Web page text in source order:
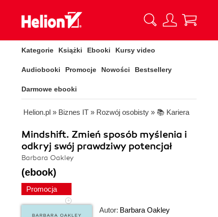
Kategorie Książki Ebooki Kursy video
Audiobooki Promocje Nowości Bestsellery
Darmowe ebooki
Helion.pl » Biznes IT » Rozwój osobisty » 📚 Kariera
Mindshift. Zmień sposób myślenia i
odkryj swój prawdziwy potencjał
Barbara Oakley
(ebook)
Promocja
Autor: Barbara Oakley